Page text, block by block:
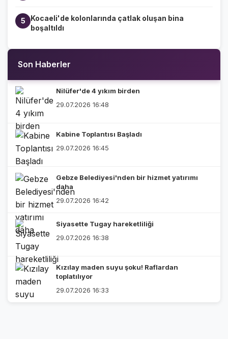
5
Kocaeli'de kolonlarında çatlak oluşan bina
boşaltıldı
Son Haberler
Nilüfer'de 4 yıkım birden
29.07.2026 16:48
Kabine Toplantısı Başladı
29.07.2026 16:45
Gebze Belediyesi'nden bir hizmet yatırımı
daha
29.07.2026 16:42
Siyasette Tugay hareketliliği
29.07.2026 16:38
Kızılay maden suyu şoku! Raflardan
toplatılıyor
29.07.2026 16:33